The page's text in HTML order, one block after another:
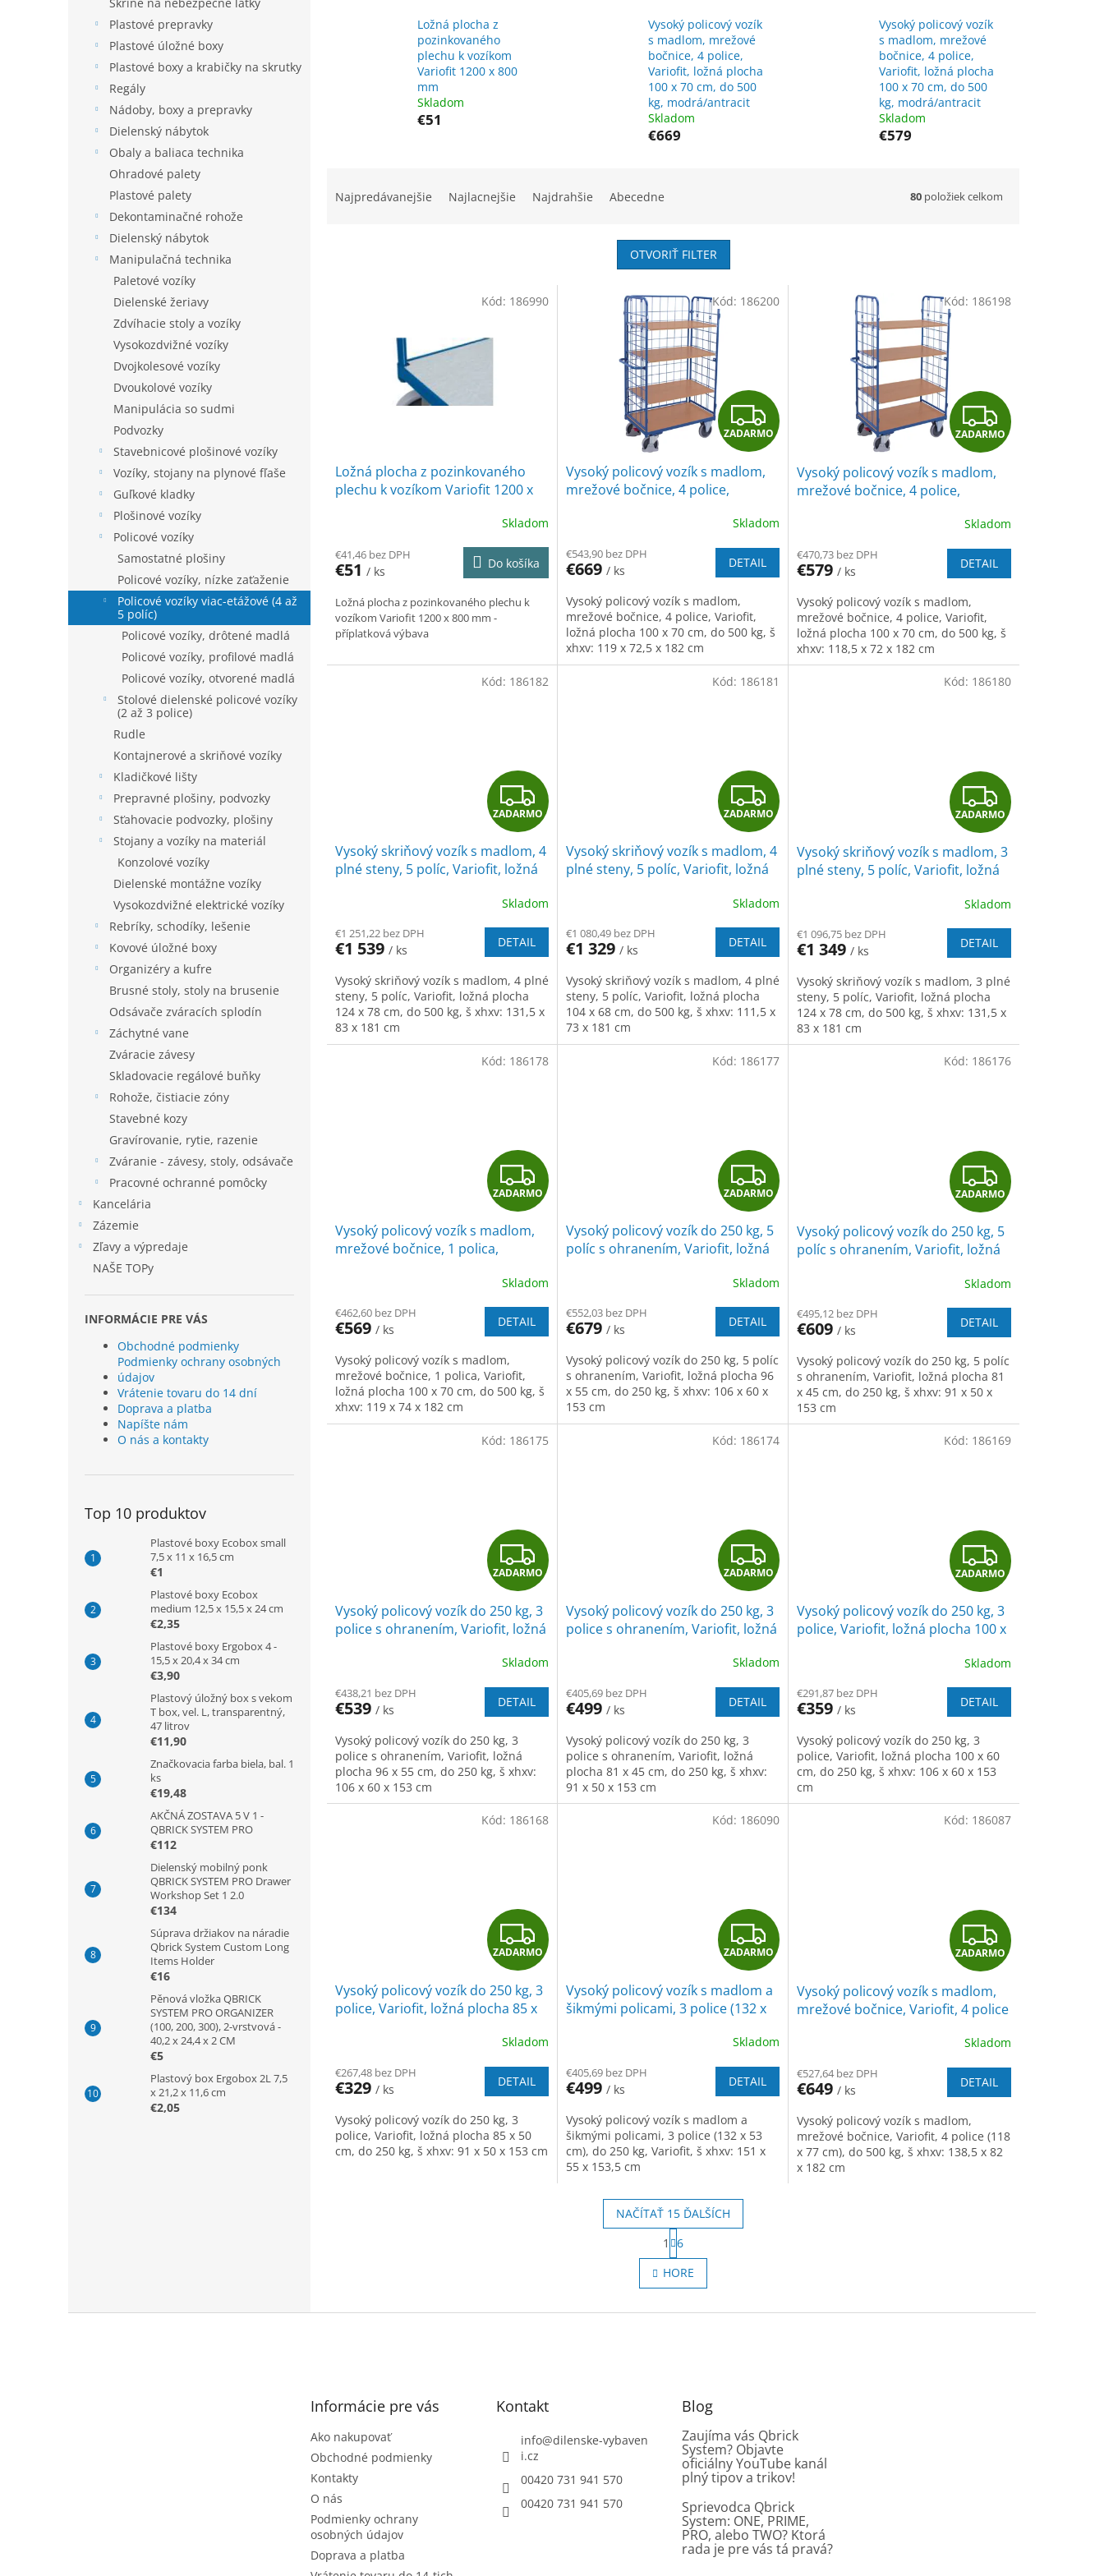
Plastové prepravky
Plastové úložné boxy
Plastové boxy a krabičky na skrutky
Regály
Nádoby, boxy a prepravky
Dielenský nábytok
Obaly a baliaca technika
Ohradové palety
Plastové palety
Dekontaminačné rohože
Dielenský nábytok
Manipulačná technika
Paletové vozíky
Dielenské žeriavy
Zdvíhacie stoly a vozíky
Vysokozdvižné vozíky
Dvojkolesové vozíky
Dvoukolové vozíky
Manipulácia so sudmi
Podvozky
Stavebnicové plošinové vozíky
Vozíky, stojany na plynové fľaše
Guľkové kladky
Plošinové vozíky
Policové vozíky
Samostatné plošiny
Policové vozíky, nízke zaťaženie
Policové vozíky viac-etážové (4 až
5 políc)
Policové vozíky, drôtené madlá
Policové vozíky, profilové madlá
Policové vozíky, otvorené madlá
Stolové dielenské policové vozíky
(2 až 3 police)
Rudle
Kontajnerové a skriňové vozíky
Kladičkové lišty
Prepravné plošiny, podvozky
Sťahovacie podvozky, plošiny
Stojany a vozíky na materiál
Konzolové vozíky
Dielenské montážne vozíky
Vysokozdvižné elektrické vozíky
Rebríky, schodíky, lešenie
Kovové úložné boxy
Organizéry a kufre
Brusné stoly, stoly na brusenie
Odsávače zváracích splodín
Záchytné vane
Zváracie závesy
Skladovacie regálové buňky
Rohože, čistiacie zóny
Stavebné kozy
Gravírovanie, rytie, razenie
Zváranie - závesy, stoly, odsávače
Pracovné ochranné pomôcky
Kancelária
Zázemie
Zľavy a výpredaje
NAŠE TOPy
INFORMÁCIE PRE VÁS
Obchodné podmienky
Podmienky ochrany osobných
údajov
Vrátenie tovaru do 14 dní
Doprava a platba
Napíšte nám
O nás a kontakty
Top 10 produktov
Plastové boxy Ecobox small
7,5 x 11 x 16,5 cm
€1
Plastové boxy Ecobox
medium 12,5 x 15,5 x 24 cm
€2,35
Plastové boxy Ergobox 4 -
15,5 x 20,4 x 34 cm
€3,90
Plastový úložný box s vekom
T box, vel. L, transparentný,
47 litrov
€11,90
Značkovacia farba biela, bal. 1
ks
€19,48
AKČNÁ ZOSTAVA 5 V 1 -
QBRICK SYSTEM PRO
€112
Dielenský mobilný ponk
QBRICK SYSTEM PRO Drawer
Workshop Set 1 2.0
€134
Súprava držiakov na náradie
Qbrick System Custom Long
Items Holder
€16
Pěnová vložka QBRICK
SYSTEM PRO ORGANIZER
(100, 200, 300), 2-vrstvová -
40,2 x 24,4 x 2 CM
€5
Plastový box Ergobox 2L 7,5
x 21,2 x 11,6 cm
€2,05
Ložná plocha z
pozinkovaného
plechu k vozíkom
Variofit 1200 x 800
mm
Skladom
€51
Vysoký policový vozík
s madlom, mrežové
bočnice, 4 police,
Variofit, ložná plocha
100 x 70 cm, do 500
kg, modrá/antracit
Skladom
€669
Vysoký policový vozík
s madlom, mrežové
bočnice, 4 police,
Variofit, ložná plocha
100 x 70 cm, do 500
kg, modrá/antracit
Skladom
€579
Najpredávanejšie Najlacnejšie Najdrahšie Abecedne 80 položiek celkom
OTVORIŤ FILTER
Ložná plocha z pozinkovaného
plechu k vozíkom Variofit 1200 x
Skladom
€41,46 bez DPH
€51 / ks
Do košíka
Ložná plocha z pozinkovaného plechu k
vozíkom Variofit 1200 x 800 mm -
příplatková výbava
Kód: 186990
Z
A
A
R
M
O
ZADARMO
Vysoký policový vozík s madlom,
mrežové bočnice, 4 police,
Skladom
€543,90 bez DPH
€669 / ks
DETAIL
Vysoký policový vozík s madlom,
mrežové bočnice, 4 police, Variofit,
ložná plocha 100 x 70 cm, do 500 kg, š
xhxv: 119 x 72,5 x 182 cm
Kód: 186200
Z
A
A
R
M
O
ZADARMO
Vysoký policový vozík s madlom,
mrežové bočnice, 4 police,
Skladom
€470,73 bez DPH
€579 / ks
DETAIL
Vysoký policový vozík s madlom,
mrežové bočnice, 4 police, Variofit,
ložná plocha 100 x 70 cm, do 500 kg, š
xhxv: 118,5 x 72 x 182 cm
Kód: 186198
Z
A
D
A
R
M
O
ZADARMO
Vysoký skriňový vozík s madlom, 4
plné steny, 5 políc, Variofit, ložná
Skladom
€1 251,22 bez DPH
€1 539 / ks
DETAIL
Vysoký skriňový vozík s madlom, 4 plné
steny, 5 políc, Variofit, ložná plocha
124 x 78 cm, do 500 kg, š xhxv: 131,5 x
83 x 181 cm
Kód: 186182
Z
A
D
A
R
M
O
ZADARMO
Vysoký skriňový vozík s madlom, 4
plné steny, 5 políc, Variofit, ložná
Skladom
€1 080,49 bez DPH
€1 329 / ks
DETAIL
Vysoký skriňový vozík s madlom, 4 plné
steny, 5 políc, Variofit, ložná plocha
104 x 68 cm, do 500 kg, š xhxv: 111,5 x
73 x 181 cm
Kód: 186181
Z
A
D
A
R
M
O
ZADARMO
Vysoký skriňový vozík s madlom, 3
plné steny, 5 políc, Variofit, ložná
Skladom
€1 096,75 bez DPH
€1 349 / ks
DETAIL
Vysoký skriňový vozík s madlom, 3 plné
steny, 5 políc, Variofit, ložná plocha
124 x 78 cm, do 500 kg, š xhxv: 131,5 x
83 x 181 cm
Kód: 186180
Z
A
A
R
M
O
ZADARMO
Vysoký policový vozík s madlom,
mrežové bočnice, 1 polica,
Skladom
€462,60 bez DPH
€569 / ks
DETAIL
Vysoký policový vozík s madlom,
mrežové bočnice, 1 polica, Variofit,
ložná plocha 100 x 70 cm, do 500 kg, š
xhxv: 119 x 74 x 182 cm
Kód: 186178
Z
A
D
A
R
M
O
ZADARMO
Vysoký policový vozík do 250 kg, 5
políc s ohranením, Variofit, ložná
Skladom
€552,03 bez DPH
€679 / ks
DETAIL
Vysoký policový vozík do 250 kg, 5 políc
s ohranením, Variofit, ložná plocha 96
x 55 cm, do 250 kg, š xhxv: 106 x 60 x
153 cm
Kód: 186177
Z
A
D
A
R
M
O
ZADARMO
Vysoký policový vozík do 250 kg, 5
políc s ohranením, Variofit, ložná
Skladom
€495,12 bez DPH
€609 / ks
DETAIL
Vysoký policový vozík do 250 kg, 5 políc
s ohranením, Variofit, ložná plocha 81
x 45 cm, do 250 kg, š xhxv: 91 x 50 x
153 cm
Kód: 186176
Z
A
D
A
R
M
O
ZADARMO
Vysoký policový vozík do 250 kg, 3
police s ohranením, Variofit, ložná
Skladom
€438,21 bez DPH
€539 / ks
DETAIL
Vysoký policový vozík do 250 kg, 3
police s ohranením, Variofit, ložná
plocha 96 x 55 cm, do 250 kg, š xhxv:
106 x 60 x 153 cm
Kód: 186175
Z
A
D
A
R
M
O
ZADARMO
Vysoký policový vozík do 250 kg, 3
police s ohranením, Variofit, ložná
Skladom
€405,69 bez DPH
€499 / ks
DETAIL
Vysoký policový vozík do 250 kg, 3
police s ohranením, Variofit, ložná
plocha 81 x 45 cm, do 250 kg, š xhxv:
91 x 50 x 153 cm
Kód: 186174
Z
A
D
A
R
M
O
ZADARMO
Vysoký policový vozík do 250 kg, 3
police, Variofit, ložná plocha 100 x
Skladom
€291,87 bez DPH
€359 / ks
DETAIL
Vysoký policový vozík do 250 kg, 3
police, Variofit, ložná plocha 100 x 60
cm, do 250 kg, š xhxv: 106 x 60 x 153
cm
Kód: 186169
Z
A
D
A
R
M
O
ZADARMO
Vysoký policový vozík do 250 kg, 3
police, Variofit, ložná plocha 85 x
Skladom
€267,48 bez DPH
€329 / ks
DETAIL
Vysoký policový vozík do 250 kg, 3
police, Variofit, ložná plocha 85 x 50
cm, do 250 kg, š xhxv: 91 x 50 x 153 cm
Kód: 186168
Z
A
D
A
R
M
O
ZADARMO
Vysoký policový vozík s madlom a
šikmými policami, 3 police (132 x
Skladom
€405,69 bez DPH
€499 / ks
DETAIL
Vysoký policový vozík s madlom a
šikmými policami, 3 police (132 x 53
cm), do 250 kg, Variofit, š xhxv: 151 x
55 x 153,5 cm
Kód: 186090
Z
A
D
A
R
M
O
ZADARMO
Vysoký policový vozík s madlom,
mrežové bočnice, Variofit, 4 police
Skladom
€527,64 bez DPH
€649 / ks
DETAIL
Vysoký policový vozík s madlom,
mrežové bočnice, Variofit, 4 police (118
x 77 cm), do 500 kg, š xhxv: 138,5 x 82
x 182 cm
Kód: 186087
O
v
l
d
NAČÍTAŤ 15 ĎALŠÍCH
S
t
r
á
n
o
1
6
HORE
Informácie pre vás
Ako nakupovať
Obchodné podmienky
Kontakty
O nás
Podmienky ochrany
osobných údajov
Doprava a platba
Kontakt
info@dilenske-vybaven
i.cz
00420 731 941 570
00420 731 941 570
Blog
Zaujíma vás Qbrick
System? Objavte
oficiálny YouTube kanál
plný tipov a trikov!
Sprievodca Qbrick
System: ONE, PRIME,
PRO, alebo TWO? Ktorá
rada je pre vás tá pravá?